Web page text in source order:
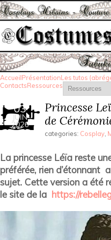
AccueilPrésentationLes tutos
ContactsRessources
03
JUIN
2026
Princesse
de
categories: Cosplay
La princesse Léïa reste
préférée, rien d’étonnant
sujet. Cette version a été
le site de la https://